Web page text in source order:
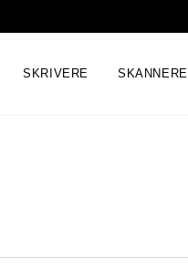
SKRIVERE SKANNERE